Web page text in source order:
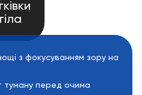
з фокусуванням зору на
туману перед очима